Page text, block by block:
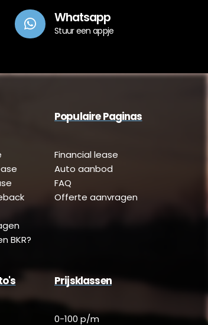
Whatsapp
Stuur een appje
BKR?
Populaire Paginas
Financial lease
Auto aanbod
FAQ
Offerte aanvragen
Prijsklassen
0-100 p/m